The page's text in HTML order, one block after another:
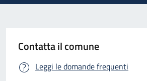
Contatta il comune
Leggi le domande frequenti